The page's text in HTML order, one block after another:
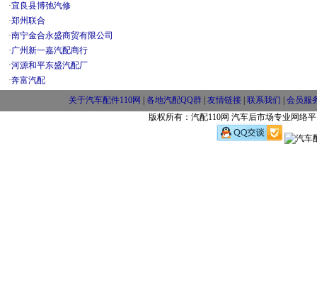
·宜良县博弛汽修
·郑州联合
·南宁金合永盛商贸有限公司
·广州新一嘉汽配商行
·河源和平东盛汽配厂
·奔富汽配
关于汽车配件110网 各地汽配QQ群 友情链接 联系我们
会员服
版权所有：汽配110网 汽车后市场专业网络